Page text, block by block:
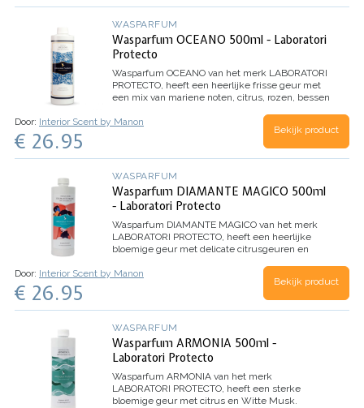
WASPARFUM
Wasparfum OCEANO 500ml - Laboratori
Protecto
Wasparfum OCEANO van het merk LABORATORI
PROTECTO, heeft een heerlijke frisse geur met
een mix van mariene noten, citrus, rozen, bessen
wasbeurten)
Door: Interior Scent by Manon
€ 26.95 Bekijk product
WASPARFUM
Wasparfum DIAMANTE MAGICO 500ml
- Laboratori Protecto
Wasparfum DIAMANTE MAGICO van het merk
LABORATORI PROTECTO, heeft een heerlijke
bloemige geur met delicate citrusgeuren en
wasparfum, evolueert het parfum beter en
Inhoud 500ml
Door: Interior Scent by Manon
€ 26.95 Bekijk product
WASPARFUM
Wasparfum ARMONIA 500ml -
Laboratori Protecto
Wasparfum ARMONIA van het merk
LABORATORI PROTECTO, heeft een sterke
bloemige geur met citrus en Witte Musk.